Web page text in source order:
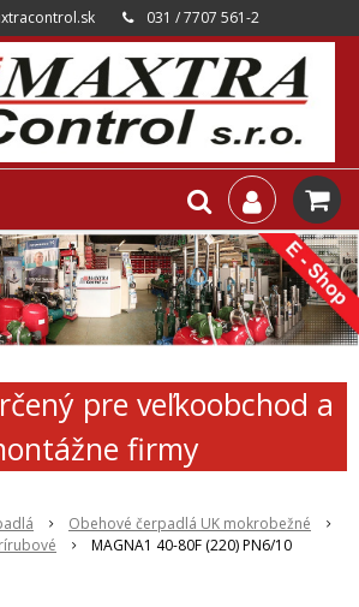
031 / 7707 561-2
pre veľkoobchod a
firmy
Obehové čerpadlá UK mokrobežné
MAGNA1 40-80F (220) PN6/10